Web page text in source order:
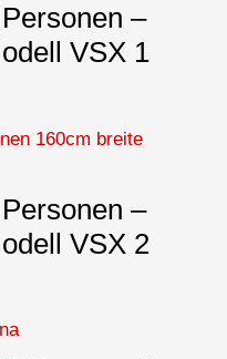
–
VSX 1
–
VSX 2